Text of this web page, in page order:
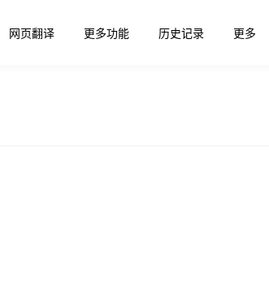
网页翻译 更多功能 历史记录 更多